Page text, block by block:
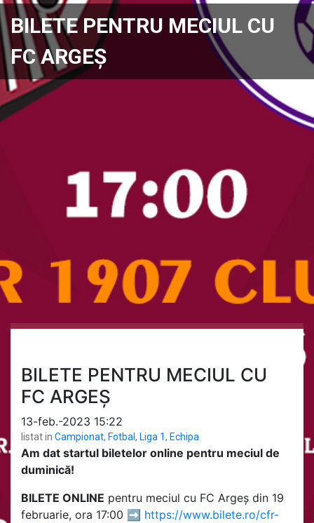
BILETE PENTRU MECIUL CU
FC ARGEȘ
BILETE PENTRU MECIUL CU
FC ARGEȘ
13-feb.-2023 15:22
listat in Campionat, Fotbal , Liga 1, Echipa
Am dat startul biletelor online pentru meciul de
duminică!
BILETE ONLINE pentru meciul cu FC Argeș din 19
februarie, ora 17:00 ➡️ https://www.bilete.ro/cfr-